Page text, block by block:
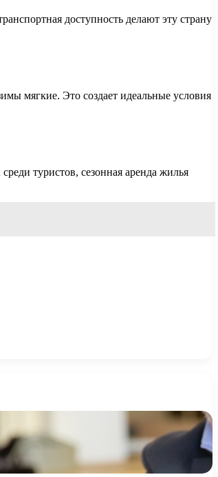
доступность делают эту страну
мягкие. Это создает идеальные условия
туристов, сезонная аренда жилья